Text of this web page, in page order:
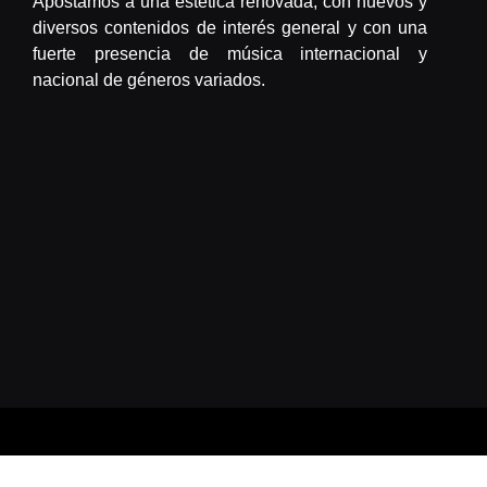
diversos contenidos de interés general y con una
fuerte presencia de música internacional y
nacional de géneros variados.